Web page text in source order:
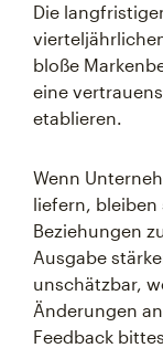
Die
bloße
eine
etablieren.
Wenn
liefern, bleiben
Beziehungen
Ausgabe
unschätzbar,
Änderungen
Feedback